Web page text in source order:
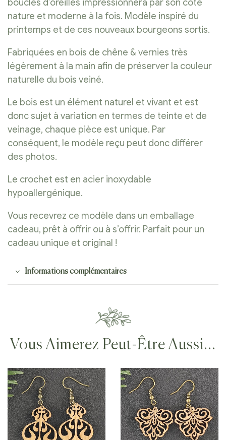
boucles d’oreilles impressionnera par son coté
nature et moderne à la fois. Modèle inspiré du
printemps et de ces nouveaux bourgeons sortis.
Fabriquées en bois de chêne & vernies très
légèrement à la main afin de préserver la couleur
naturelle du bois veiné.
Le bois est un élément naturel et vivant et est
donc sujet à variation en termes de teinte et de
veinage, chaque pièce est unique. Par
conséquent, le modèle reçu peut donc différer
des photos.
Le crochet est en acier inoxydable
hypoallergénique.
Vous recevrez ce modèle dans un emballage
cadeau, prêt à offrir ou à s’offrir. Parfait pour un
cadeau unique et original !
Informations complémentaires
Vous Aimerez Peut-Être Aussi…